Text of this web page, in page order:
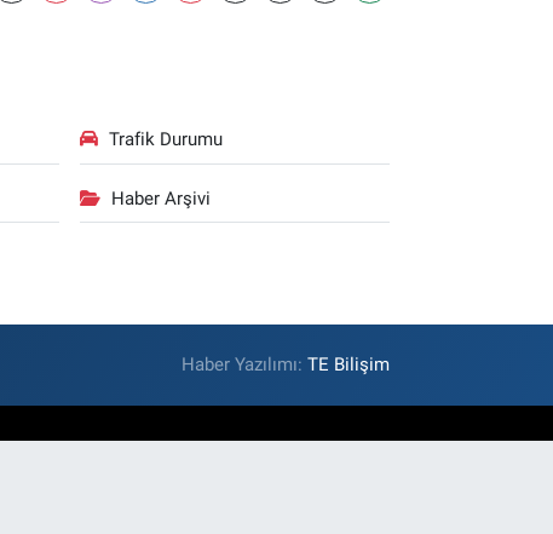
Trafik Durumu
Haber Arşivi
Haber Yazılımı:TE Bilişim